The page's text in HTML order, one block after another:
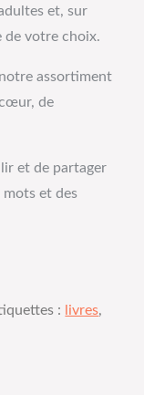
et, sur
de votre choix.
assortiment
de
et de partager
mots et des
: livres,